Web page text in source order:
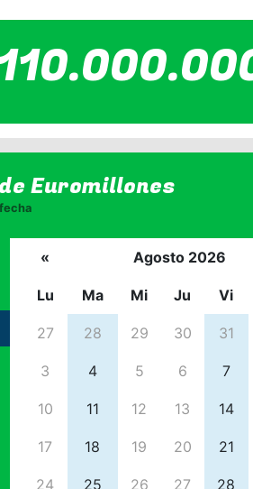
Euromillones
« Agosto 2026
Lu Ma Mi Ju Vi
27 28 29 30 31
3 4 5 6 7
10 11 12 13 14
17 18 19 20 21
24 25 26 27 28